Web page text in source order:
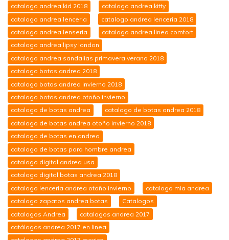
catalogo andrea kid 2018
catalogo andrea kitty
catalogo andrea lenceria
catalogo andrea lenceria 2018
catalogo andrea lenseria
catalogo andrea linea comfort
catalogo andrea lipsy london
catalogo andrea sandalias primavera verano 2018
catalogo botas andrea 2018
catalogo botas andrea invierno 2018
catalogo botas andrea otoño invierno
catalogo de botas andrea
catalogo de botas andrea 2018
catalogo de botas andrea otoño invierno 2018
catalogo de botas en andrea
catalogo de botas para hombre andrea
catalogo digital andrea usa
catalogo digital botas andrea 2018
catalogo lenceria andrea otoño invierno
catalogo mia andrea
catalogo zapatos andrea botas
Catalogos
catalogos Andrea
catalogos andrea 2017
catálogos andrea 2017 en linea